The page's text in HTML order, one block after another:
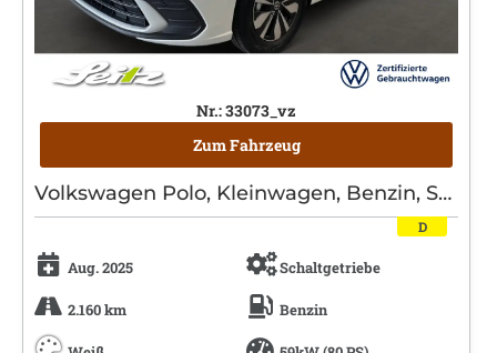
Nr.: 33073_vz
Zum Fahrzeug
Volkswagen Polo, Kleinwagen, Benzin, Schaltgetriebe, Weiß
Aug. 2025 Schaltgetriebe
2.160 km Benzin
D